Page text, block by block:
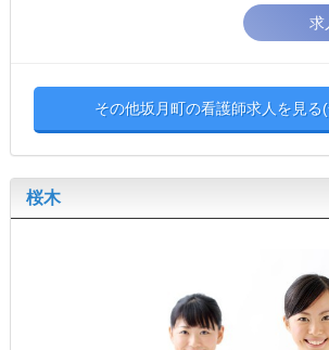
求
その他坂月町の看護師求人を見
桜木